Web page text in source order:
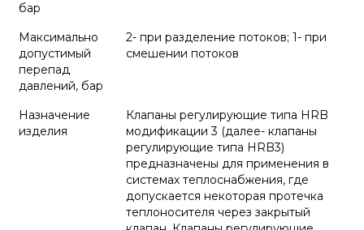
бар
Максимально
допустимый
перепад
давлений, бар
2- при разделение потоков; 1- при
смешении потоков
Назначение
изделия
Клапаны регулирующие типа HRB
модификации 3 (далее- клапаны
регулирующие типа HRB3)
предназначены для применения в
системах теплоснабжения, где
допускается некоторая протечка
теплоносителя через закрытый